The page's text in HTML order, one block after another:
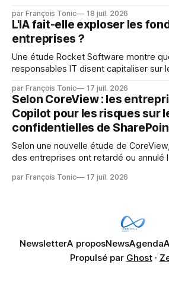
mainteneurs — irréalisable. Si le but
les LLM de manière
par François Tonic 18 juil. 2026
L'IA fait-elle exploser les
entreprises ?
Une étude Rocket Software montre
responsables IT disent capitaliser sur
pression sur les usages et l'investissement. Cette
révèle un écart entre l'ambition et la
par François Tonic 17 juil. 2026
Selon CoreView : les
Copilot pour les risques sur
confidentielles de
Selon une nouvelle étude de
des entreprises ont retardé ou annulé
données confidentielles de
par François Tonic 17 juil. 2026
NewsletterA proposNewsAgenda
Propulsé par Ghost·